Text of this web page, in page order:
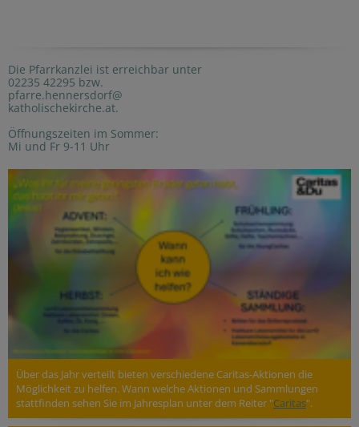
Die Pfarrkanzlei ist erreichbar unter
02235 42295 bzw.
pfarre.hennersdorf@
katholischekirche.at.
Öffnungszeiten im Sommer:
Mi und Fr 9-11 Uhr
Über das Jahr verteilt bieten verschiedene Caritas-Aktionen die
Möglichkeit zu helfen. Wann welche Aktionen und Sammlungen
stattfinden sehen Sie im Jahresplan unter dem Reiter "Caritas".